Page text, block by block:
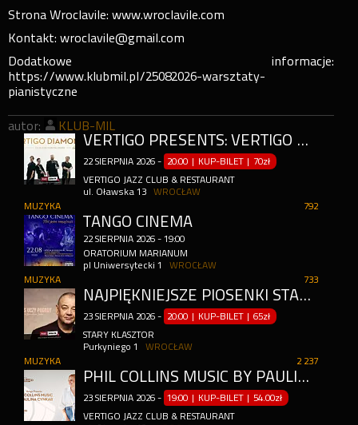
Strona Wroclavile: www.wroclavile.com
Kontakt: wroclavile@gmail.com
Dodatkowe informacje:
https://www.klubmil.pl/25082026-warsztaty-
pianistyczne
autor: KLUB-MIL
VERTIGO PRESENTS: VERTIGO DIAMONDS
22 SIERPNIA 2026 - 20:00 | KUP-BILET | 70zł
VERTIGO JAZZ CLUB & RESTAURANT
ul. Oławska 13
WROCŁAW
792
MUZYKA
TANGO CINEMA
22 SIERPNIA 2026 -19:00
ORATORIUM MARIANUM
pl Uniwersytecki 1
WROCŁAW
733
MUZYKA
NAJPIĘKNIEJSZE PIOSENKI STANISŁAWA SOYKI W STARYM KLASZTORZE
23 SIERPNIA 2026 - 20:00 | KUP-BILET |65zł
STARY KLASZTOR
Purkyniego 1
WROCŁAW
2 237
MUZYKA
PHIL COLLINS MUSIC BY PAULINA CYNKAR
23 SIERPNIA 2026 - 19:00 | KUP-BILET | 54.00zł
VERTIGO JAZZ CLUB & RESTAURANT